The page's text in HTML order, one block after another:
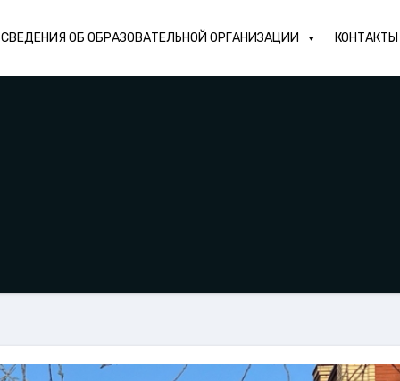
СВЕДЕНИЯ ОБ ОБРАЗОВАТЕЛЬНОЙ ОРГАНИЗАЦИИ КОНТАКТЫ